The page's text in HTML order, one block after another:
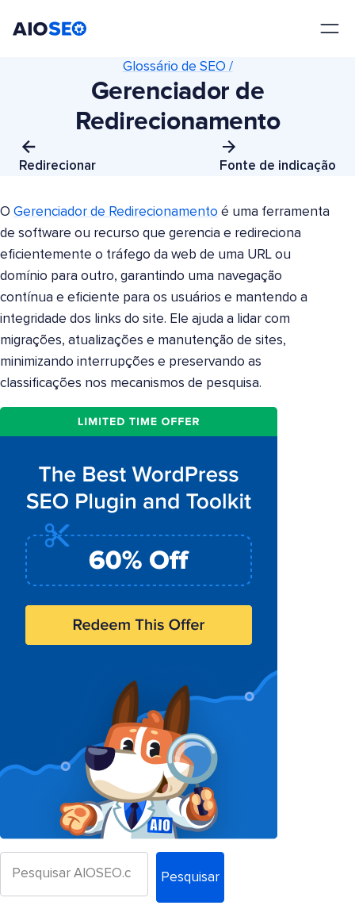
Redirecionar
Glossário de SEO /
Gerenciador de
Redirecionamento
Fonte de indicação
O Gerenciador de Redirecionamento é uma ferramenta
de software ou recurso que gerencia e redireciona
eficientemente o tráfego da web de uma URL ou
domínio para outro, garantindo uma navegação
contínua e eficiente para os usuários e mantendo a
integridade dos links do site. Ele ajuda a lidar com
migrações, atualizações e manutenção de sites,
minimizando interrupções e preservando as
classificações nos mecanismos de pesquisa.
Pesquisar